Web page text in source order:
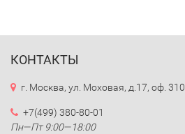
КОНТАКТЫ
г. Москва, ул. Моховая, д.17, оф. 310
+7(499) 380-80-01
Пн—Пт 9:00—18:00